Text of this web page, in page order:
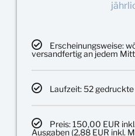
Erscheinungsweise:
versandfertig an jedem
Laufzeit: 52 gedruckte
Preis: 150,00 EUR
Ausgaben (2,88 EUR inkl.